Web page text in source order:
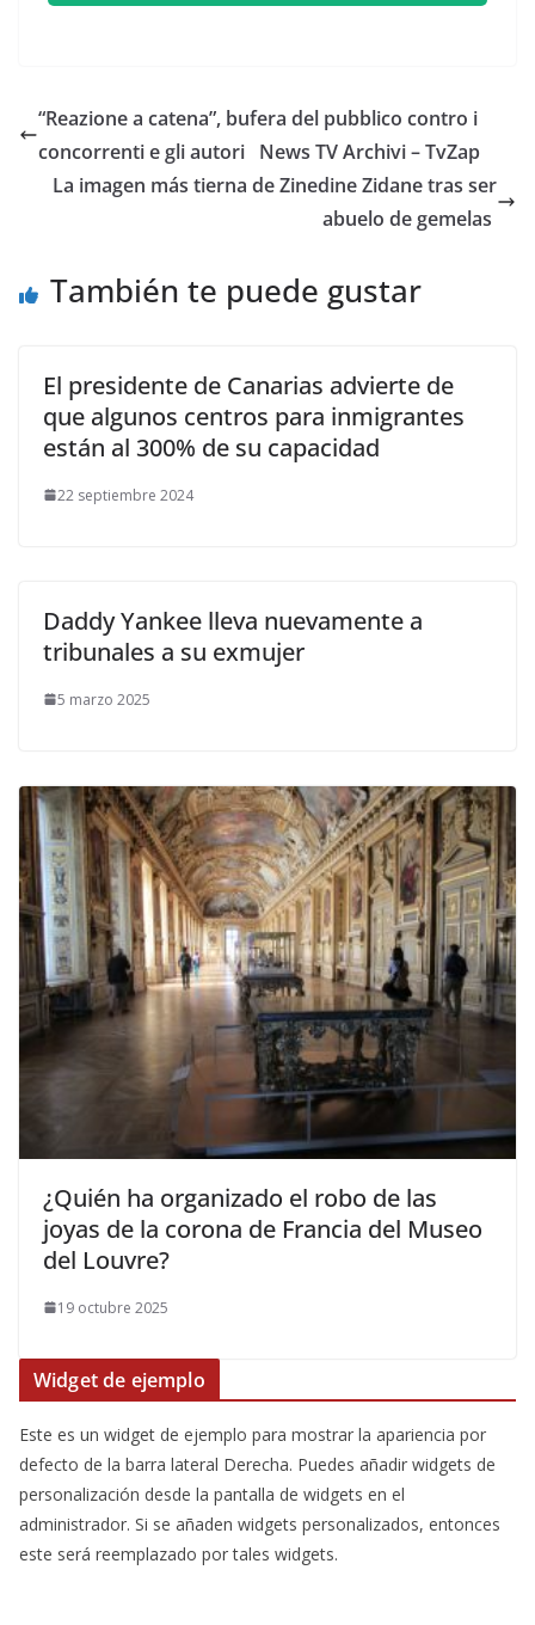
“Reazione a catena”, bufera del pubblico contro i
concorrenti e gli autori ​News TV Archivi – TvZap
​La imagen más tierna de Zinedine Zidane tras ser
abuelo de gemelas
También te puede gustar
El presidente de Canarias advierte de
que algunos centros para inmigrantes
están al 300% de su capacidad
22 septiembre 2024
Daddy Yankee lleva nuevamente a
tribunales a su exmujer
5 marzo 2025
​¿Quién ha organizado el robo de las
joyas de la corona de Francia del Museo
del Louvre?
19 octubre 2025
Widget de ejemplo
Este es un widget de ejemplo para mostrar la apariencia por
defecto de la barra lateral Derecha. Puedes añadir widgets de
personalización desde la pantalla de widgets en el
administrador. Si se añaden widgets personalizados, entonces
este será reemplazado por tales widgets.